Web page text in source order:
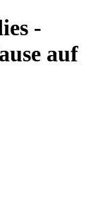
-
auf